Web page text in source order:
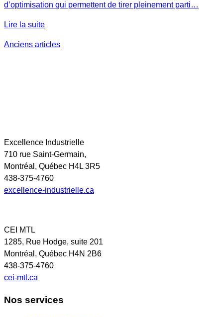
d’optimisation qui permettent de tirer pleinement parti…
Lire la suite
Navigation
Anciens articles
Excellence Industrielle
710 rue Saint-Germain,
Montréal, Québec H4L 3R5
438-375-4760
excellence-industrielle.ca
CEI MTL
1285, Rue Hodge, suite 201
Montréal, Québec H4N 2B6
438-375-4760
cei-mtl.ca
Nos services